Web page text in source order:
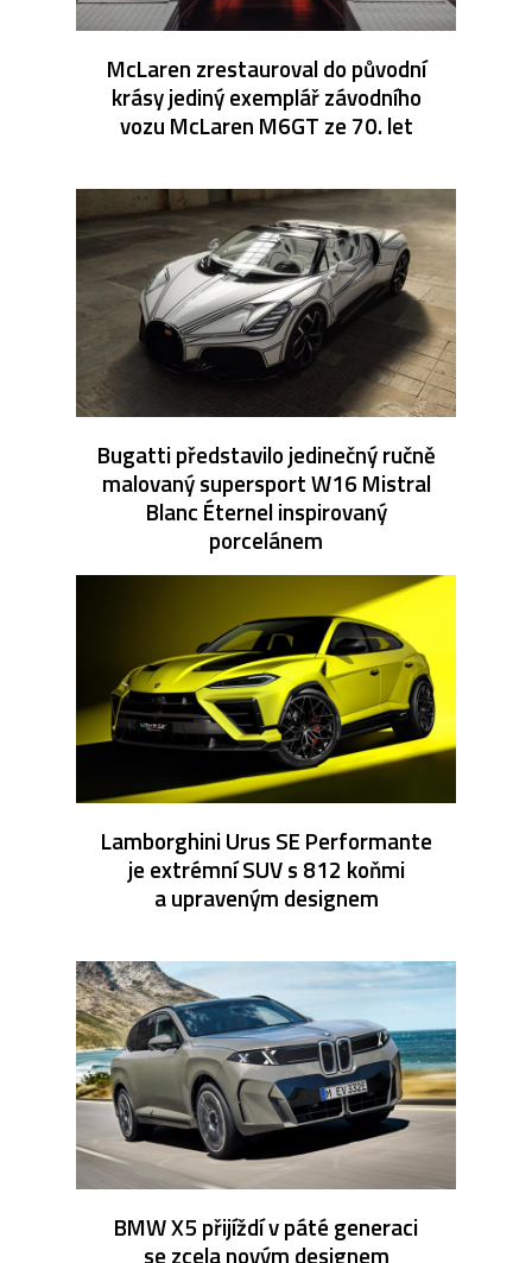
McLaren zrestauroval do původní
krásy jediný exemplář závodního
vozu McLaren M6GT ze 70. let
Bugatti představilo jedinečný ručně
malovaný supersport W16 Mistral
Blanc Éternel inspirovaný
porcelánem
Lamborghini Urus SE Performante
je extrémní SUV s 812 koňmi
a upraveným designem
BMW X5 přijíždí v páté generaci
se zcela novým designem